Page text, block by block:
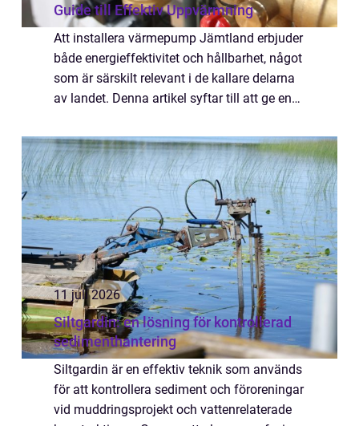
Guide till Effektiv Uppvärmning
Att installera värmepump Jämtland erbjuder
både energieffektivitet och hållbarhet, något
som är särskilt relevant i de kallare delarna
av landet. Denna artikel syftar till att ge en
11 juli 2026
Siltgardin: en lösning för kontrollerad
sedimenthantering
Siltgardin är en effektiv teknik som används
för att kontrollera sediment och föroreningar
vid muddringsprojekt och vattenrelaterade